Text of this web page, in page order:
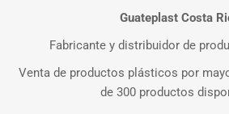
Guateplast Costa
Fabricante y distribuidor de
Venta de productos plásticos por
de 300 productos